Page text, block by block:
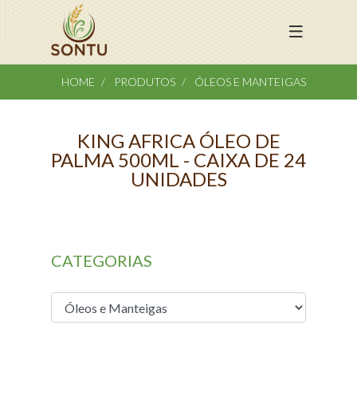
HOME PRODUTOS ÓLEOS E MANTEIGAS
KING AFRICA ÓLEO DE
PALMA 500ML - CAIXA DE 24
UNIDADES
CATEGORIAS